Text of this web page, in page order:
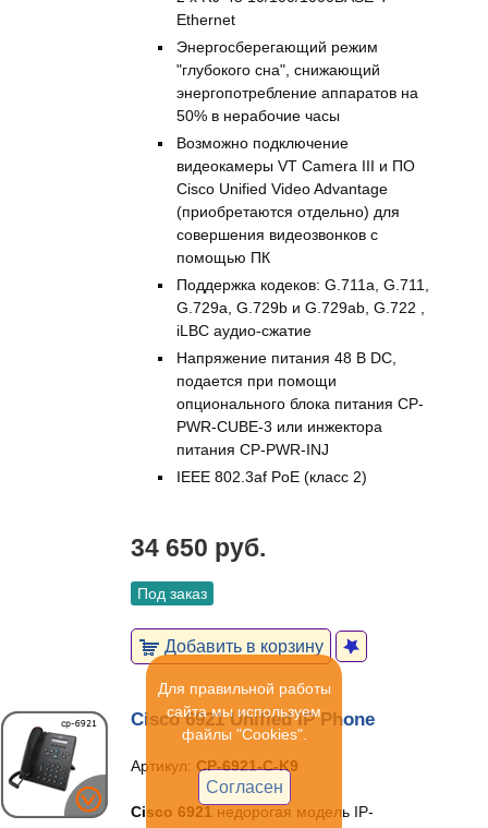
Ethernet
Энергосберегающий режим
"глубокого сна", снижающий
энергопотребление аппаратов на
50% в нерабочие часы
Возможно подключение
видеокамеры VT Camera III и ПО
Cisco Unified Video Advantage
(приобретаются отдельно) для
совершения видеозвонков с
помощью ПК
Поддержка кодеков: G.711a, G.711,
G.729a, G.729b и G.729ab, G.722 ,
iLBC аудио-сжатие
Напряжение питания 48 В DC,
подается при помощи
опционального блока питания CP-
PWR-CUBE-3 или инжектора
питания CP-PWR-INJ
IEEE 802.3af PoE (класс 2)
34 650 руб.
Под заказ
Добавить в корзину
Cisco 6921 Unified IP Phone
Артикул: CP-6921-C-K9
Cisco 6921 недорогая модель IP-
Для правильной работы
сайта мы используем
файлы "Cookies".
Согласен